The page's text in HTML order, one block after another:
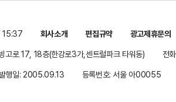
15:37 회사소개 편집규약
광고제휴문의
고로 17, 18층(한강로3가,센트럴파크 타워동)
전
행일: 2005.09.13 등록번호: 서울 아00055